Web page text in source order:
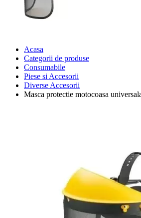
Acasa
Categorii de produse
Consumabile
Piese si Accesorii
Diverse Accesorii
Masca protectie motocoasa